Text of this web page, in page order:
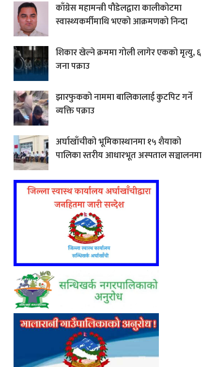
काँग्रेस महामन्त्री पौडेलद्वारा कालीकोटमा
स्वास्थ्यकर्मीमाथि भएको आक्रमणको निन्दा
शिकार खेल्ने क्रममा गोली लागेर एकको मृत्यु, ६
जना पक्राउ
झारफुकको नाममा बालिकालाई कुटपिट गर्ने
व्यक्ति पक्राउ
अर्घाखाँचीको भूमिकास्थानमा १५ शैयाको
पालिका स्तरीय आधारभूत अस्पताल सञ्चालनमा